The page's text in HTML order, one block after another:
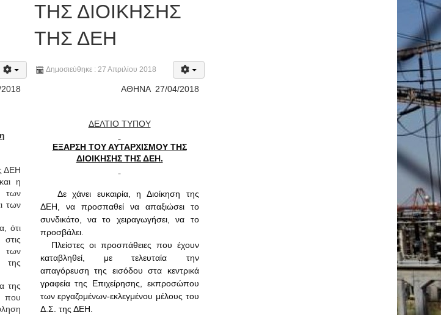
ΔΕΗ
η
των
των
ότι
των
της
της
που
ΤΗΣ ΔΙΟΙΚΗΣΗΣ
ΤΗΣ ΔΕΗ
Δημοσιεύθηκε : 27 Απριλίου 2018
ΑΘΗΝΑ 27/04/2018
ΔΕΛΤΙΟ ΤΥΠΟΥ
ΕΞΑΡΣΗ ΤΟΥ ΑΥΤΑΡΧΙΣΜΟΥ ΤΗΣ
ΔΙΟΙΚΗΣΗΣ ΤΗΣ ΔΕΗ.
Δε χάνει ευκαιρία, η Διοίκηση της
ΔΕΗ, να προσπαθεί να απαξιώσει το
συνδικάτο, να το χειραγωγήσει, να το
προσβάλει.
Πλείστες οι προσπάθειες που έχουν
καταβληθεί, με τελευταία την
απαγόρευση της εισόδου στα κεντρικά
γραφεία της Επιχείρησης, εκπροσώπου
των εργαζομένων-εκλεγμένου μέλους του
Δ.Σ. της ΔΕΗ.